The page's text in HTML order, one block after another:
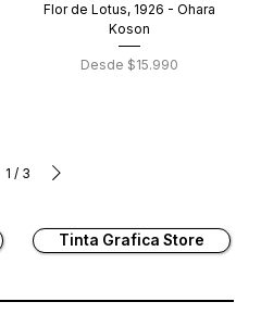
Flor de Lotus, 1926 - Ohara
Koson
Desde $15.990
Precio de oferta
1 / 3
Tinta Grafica Store